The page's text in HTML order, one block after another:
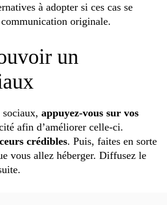
à adopter si ces cas se
communication originale.
un
appuyez-vous sur vos
afin d’améliorer celle-ci.
crédibles. Puis, faites en sorte
vous allez héberger. Diffusez le